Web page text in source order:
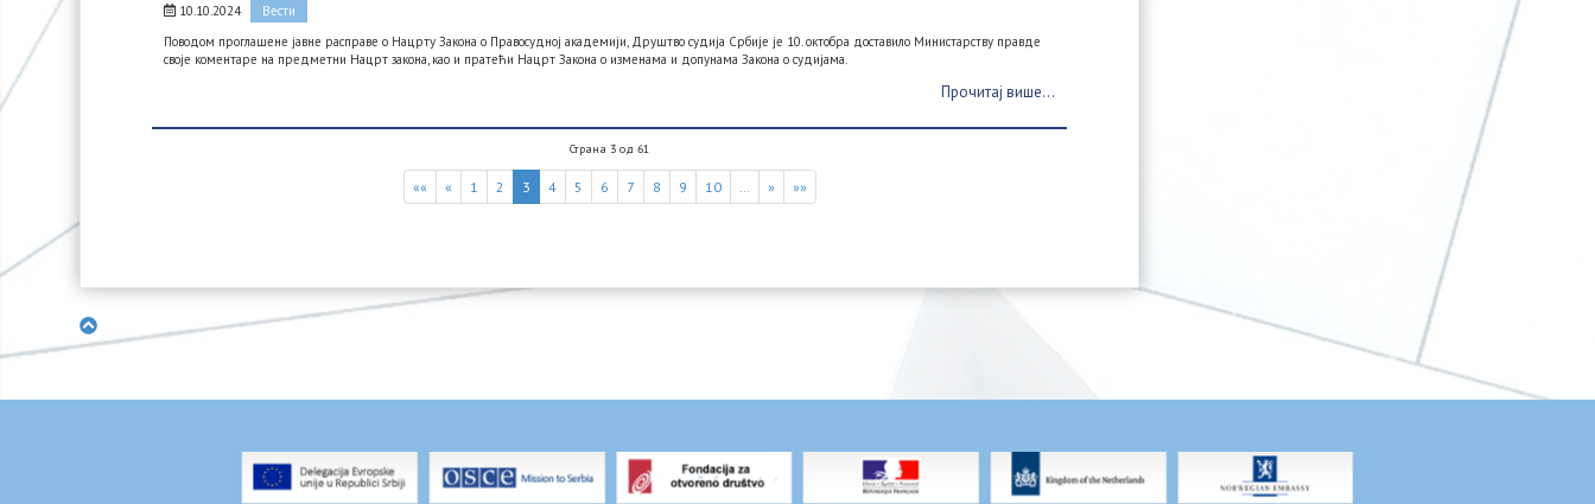
10.10.2024
Вести
Поводом проглашене јавне расправе о Нацрту Закона о Правосудној академији, Друштво судија Србије је 10. октобра доставило Министарству правде
своје коментаре на предметни Нацрт закона, као и пратећи Нацрт Закона о изменама и допунама Закона о судијама.
Прочитај више...
Страна 3 од 61
«« « 1 2 3 4 5 6 7 8 9 10 … » »»